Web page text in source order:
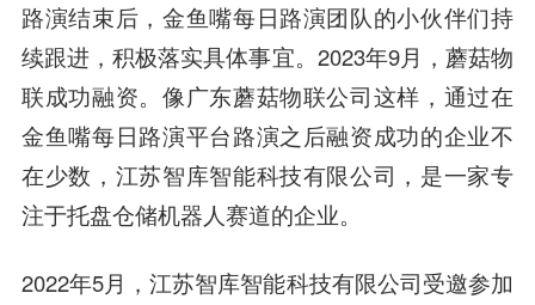
路演结束后，金鱼嘴每日路演团队的小伙伴们持
续跟进，积极落实具体事宜。2023年9月，蘑菇物
联成功融资。像广东蘑菇物联公司这样，通过在
金鱼嘴每日路演平台路演之后融资成功的企业不
在少数，江苏智库智能科技有限公司，是一家专
注于托盘仓储机器人赛道的企业。
2022年5月，江苏智库智能科技有限公司受邀参加